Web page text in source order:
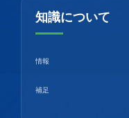
知識について
情報
補足